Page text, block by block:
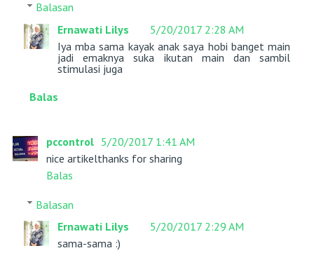
Balasan
Ernawati Lilys
5/20/2017 2:28 AM
Iya mba sama kayak anak saya hobi banget main
jadi emaknya suka ikutan main dan sambil
stimulasi juga
Balas
pccontrol 5/20/2017 1:41 AM
nice artikelthanks for sharing
Balas
Balasan
Ernawati Lilys
5/20/2017 2:29 AM
sama-sama :)